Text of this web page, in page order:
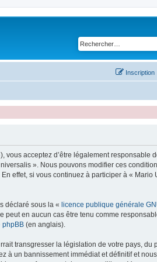
Inscription
vous acceptez d’être légalement responsable
». Nous pouvons modifier ces
effet, si vous continuez à participer à « Mario
déclaré sous la « licence publique générale
en aucun cas être tenu comme
phpBB (en anglais).
transgresser la législation de votre pays, du
à un bannissement immédiat et définitif et